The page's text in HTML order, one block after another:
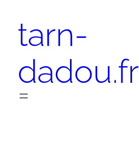
contenu
tarn-
dadou.fr